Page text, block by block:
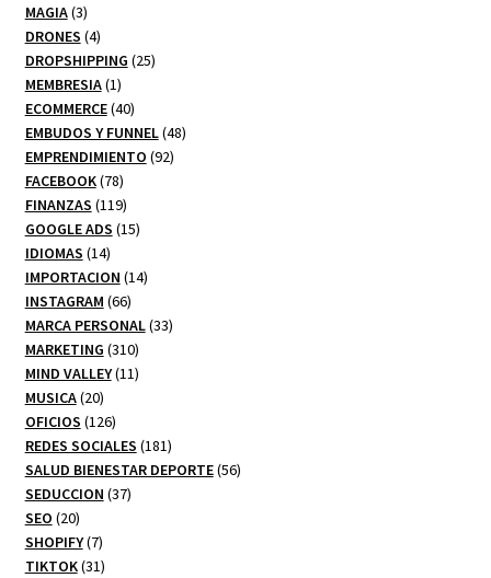
MAGIA 33
productos
DRONES 44
productos
DROPSHIPPING 2525
MEMBRESIA 11
producto
ECOMMERCE 4040
productos
EMBUDOS Y FUNNEL 4848
EMPRENDIMIENTO 9292
FACEBOOK 7878
productos
FINANZAS 119119
productos
GOOGLE ADS 1515
IDIOMAS 1414
productos
IMPORTACION 1414
INSTAGRAM 6666
productos
MARCA PERSONAL 3333
MARKETING 310310
productos
MIND VALLEY 1111
MUSICA 2020
productos
OFICIOS 126126
productos
REDES SOCIALES 181181
productos
SALUD BIENESTAR DEPORTE 5656
SEDUCCION 3737
SEO 2020
productos
SHOPIFY 77
productos
TIKTOK 3131